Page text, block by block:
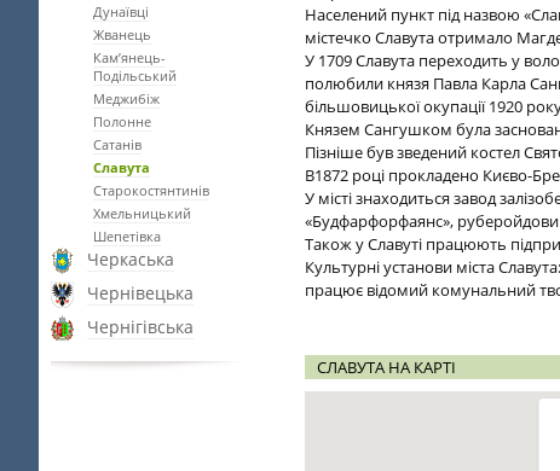
Дунаївці
Жванець
Кам’янець-
Подільський
Меджибіж
Полонне
Сатанів
Славута
Старокостянтинів
Хмельницький
Шепетівка
Черкаська
Чернівецька
Чернігівська
Населений пункт під назвою
містечко Славута отримало
У 1709 Славута переходить у
полюбили князя Павла Карла
більшовицької окупації 1920
Князем Сангушком була
Пізніше був зведений костел
В1872 році прокладено Києво-
У місті знаходиться завод
«Будфарфорфаянс»,
Також у Славуті працюють
Культурні установи міста
працює відомий комунальний
СЛАВУТА НА КАРТІ